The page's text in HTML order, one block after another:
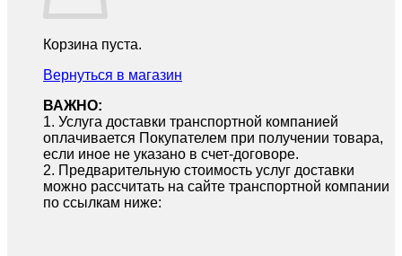
Корзина пуста.
Вернуться в магазин
ВАЖНО:
1.⁠ ⁠Услуга доставки транспортной компанией
оплачивается Покупателем при получении товара,
если иное не указано в счет-договоре.
2.⁠ ⁠Предварительную стоимость услуг доставки
можно рассчитать на сайте транспортной компании
по ссылкам ниже: